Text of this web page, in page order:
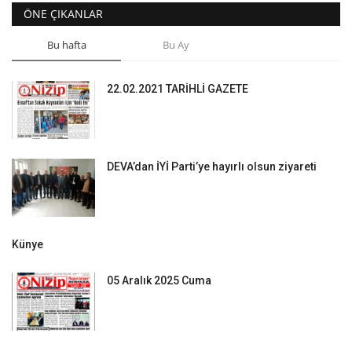
ÖNE ÇIKANLAR
Bu hafta Bu Ay
22.02.2021 TARİHLİ GAZETE
DEVA’dan İYİ Parti’ye hayırlı olsun ziyareti
Künye
05 Aralık 2025 Cuma